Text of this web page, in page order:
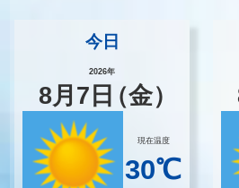
今日
2026年
8月 7 日（金）
現在温度
30℃